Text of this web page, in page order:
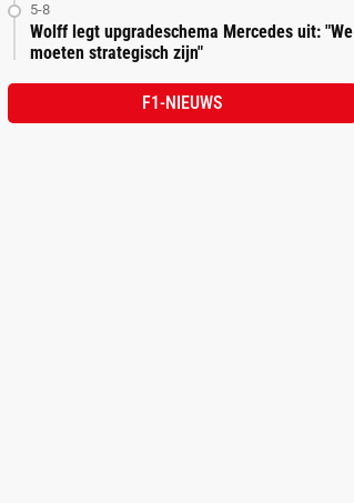
5-8
Wolff legt upgradeschema Mercedes uit: "We
moeten strategisch zijn"
F1-NIEUWS